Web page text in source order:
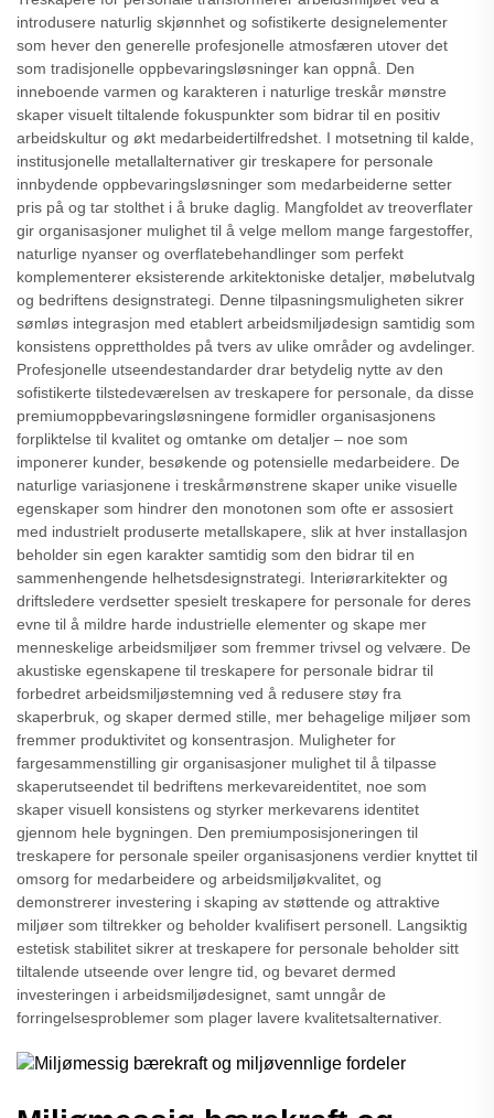
introdusere naturlig skjønnhet og sofistikerte designelementer
som hever den generelle profesjonelle atmosfæren utover det
som tradisjonelle oppbevaringsløsninger kan oppnå. Den
inneboende varmen og karakteren i naturlige treskår mønstre
skaper visuelt tiltalende fokuspunkter som bidrar til en positiv
arbeidskultur og økt medarbeidertilfredshet. I motsetning til kalde,
institusjonelle metallalternativer gir treskapere for personale
innbydende oppbevaringsløsninger som medarbeiderne setter
pris på og tar stolthet i å bruke daglig. Mangfoldet av treoverflater
gir organisasjoner mulighet til å velge mellom mange fargestoffer,
naturlige nyanser og overflatebehandlinger som perfekt
komplementerer eksisterende arkitektoniske detaljer, møbelutvalg
og bedriftens designstrategi. Denne tilpasningsmuligheten sikrer
sømløs integrasjon med etablert arbeidsmiljødesign samtidig som
konsistens opprettholdes på tvers av ulike områder og avdelinger.
Profesjonelle utseendestandarder drar betydelig nytte av den
sofistikerte tilstedeværelsen av treskapere for personale, da disse
premiumoppbevaringsløsningene formidler organisasjonens
forpliktelse til kvalitet og omtanke om detaljer – noe som
imponerer kunder, besøkende og potensielle medarbeidere. De
naturlige variasjonene i treskårmønstrene skaper unike visuelle
egenskaper som hindrer den monotonen som ofte er assosiert
med industrielt produserte metallskapere, slik at hver installasjon
beholder sin egen karakter samtidig som den bidrar til en
sammenhengende helhetsdesignstrategi. Interiørarkitekter og
driftsledere verdsetter spesielt treskapere for personale for deres
evne til å mildre harde industrielle elementer og skape mer
menneskelige arbeidsmiljøer som fremmer trivsel og velvære. De
akustiske egenskapene til treskapere for personale bidrar til
forbedret arbeidsmiljøstemning ved å redusere støy fra
skaperbruk, og skaper dermed stille, mer behagelige miljøer som
fremmer produktivitet og konsentrasjon. Muligheter for
fargesammenstilling gir organisasjoner mulighet til å tilpasse
skaperutseendet til bedriftens merkevareidentitet, noe som
skaper visuell konsistens og styrker merkevarens identitet
gjennom hele bygningen. Den premiumposisjoneringen til
treskapere for personale speiler organisasjonens verdier knyttet til
omsorg for medarbeidere og arbeidsmiljøkvalitet, og
demonstrerer investering i skaping av støttende og attraktive
miljøer som tiltrekker og beholder kvalifisert personell. Langsiktig
estetisk stabilitet sikrer at treskapere for personale beholder sitt
tiltalende utseende over lengre tid, og bevaret dermed
investeringen i arbeidsmiljødesignet, samt unngår de
forringelsesproblemer som plager lavere kvalitetsalternativer.